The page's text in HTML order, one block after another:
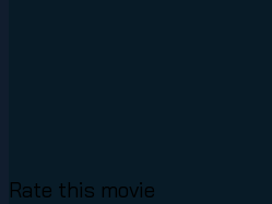
Rate this movie